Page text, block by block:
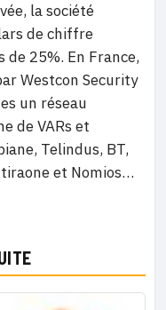
la société
de chiffre
de 25%. En France,
Westcon Security
un réseau
de VARs et
Telindus, BT,
et Nomios…